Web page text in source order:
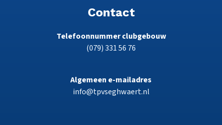
Contact
Telefoonnummer clubgebouw
(079) 331 56 76
Algemeen e-mailadres
info@tpvseghwaert.nl